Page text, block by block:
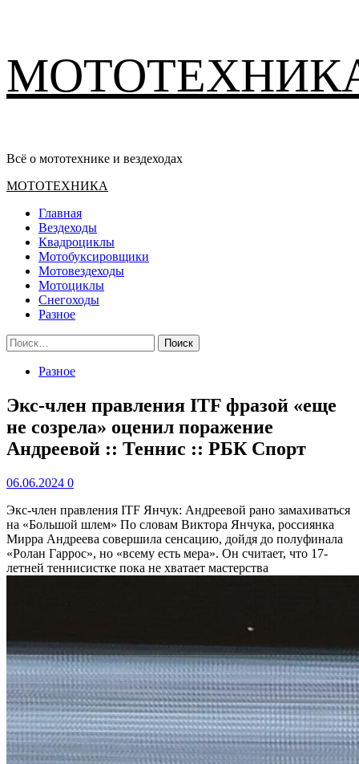
содержимому
Всё о мототехнике и вездеходах
Основное
МОТОТЕХНИКА
Главная
Вездеходы
Квадроциклы
Мотобуксировщики
Мотовездеходы
Мотоциклы
Снегоходы
Разное
Найти:
Разное
Экс-член правления ITF фразой «еще
не созрела» оценил поражение
Андреевой :: Теннис :: РБК Спорт
06.06.2024 0
Экс-член правления ITF Янчук: Андреевой рано замахиваться
на «Большой шлем» По словам Виктора Янчука, россиянка
Мирра Андреева совершила сенсацию, дойдя до полуфинала
«Ролан Гаррос», но «всему есть мера». Он считает, что 17-
летней теннисистке пока не хватает мастерства